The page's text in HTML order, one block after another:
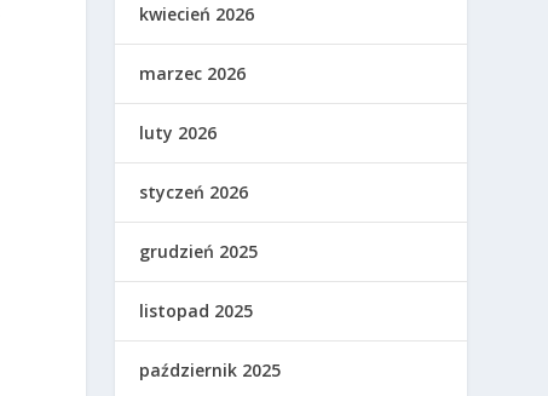
kwiecień 2026
marzec 2026
luty 2026
styczeń 2026
grudzień 2025
listopad 2025
październik 2025